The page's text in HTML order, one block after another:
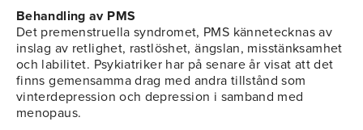
Behandling av PMS
Det premenstruella syndromet, PMS kännetecknas av
inslag av retlighet, rastlöshet, ängslan, misstänksamhet
och labilitet. Psykiatriker har på senare år visat att det
finns gemensamma drag med andra tillstånd som
vinterdepression och depression i samband med
menopaus.